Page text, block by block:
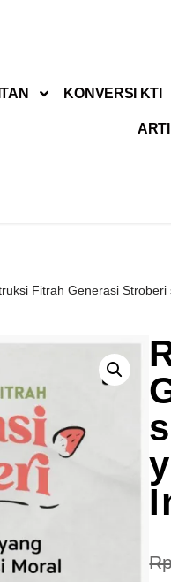
KONVERSI KTI
Fitrah Generasi